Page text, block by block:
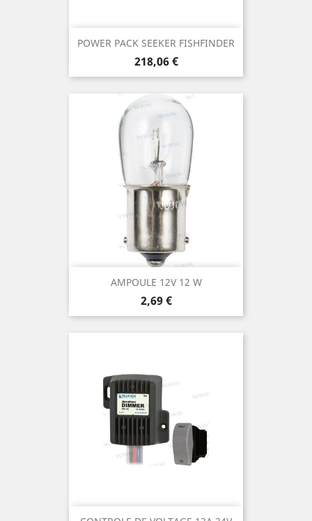
POWER PACK SEEKER FISHFINDER
Prix
218,06 €
AMPOULE 12V 12 W
Prix
2,69 €